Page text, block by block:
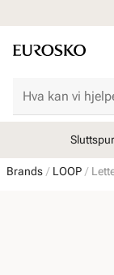
Brands LOOP